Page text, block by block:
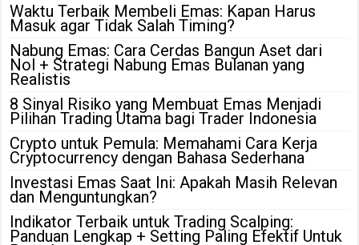
Waktu Terbaik Membeli Emas: Kapan Harus
Masuk agar Tidak Salah Timing?
Nabung Emas: Cara Cerdas Bangun Aset dari
Nol + Strategi Nabung Emas Bulanan yang
Realistis
8 Sinyal Risiko yang Membuat Emas Menjadi
Pilihan Trading Utama bagi Trader Indonesia
Crypto untuk Pemula: Memahami Cara Kerja
Cryptocurrency dengan Bahasa Sederhana
Investasi Emas Saat Ini: Apakah Masih Relevan
dan Menguntungkan?
Indikator Terbaik untuk Trading Scalping:
Panduan Lengkap + Setting Paling Efektif Untuk